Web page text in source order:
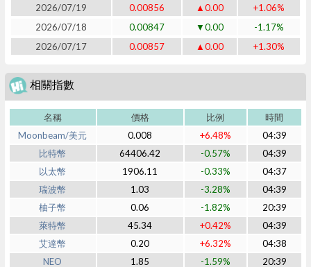
2026/07/19
0.00856 ▲0.00
+1.06%
2026/07/18
0.00847 ▼0.00
-1.17%
2026/07/17
0.00857 ▲0.00 +1.30%
相關指數
名稱 價格 比例
時間
Moonbeam/美元
0.008 +6.48%
04:39
比特幣
64406.42 -0.57%
04:39
以太幣
1906.11 -0.33%
04:37
瑞波幣
1.03 -3.28%
04:39
柚子幣
0.06 -1.82%
20:39
萊特幣
45.34 +0.42%
04:39
艾達幣
0.20 +6.32%
04:38
NEO
1.85 -1.59%
20:39